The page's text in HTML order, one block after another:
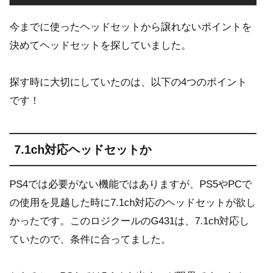
今までに使ったヘッドセットから譲れないポイントを
決めてヘッドセットを探していました。
探す時に大切にしていたのは、以下の4つのポイント
です！
7.1ch対応ヘッドセットか
PS4では必要がない機能ではありますが、PS5やPCで
の使用を見越した時に7.1ch対応のヘッドセットが欲し
かったです。このロジクールのG431は、7.1ch対応し
ていたので、条件に合ってました。